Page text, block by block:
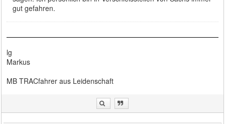
gut gefahren.
lg
Markus
MB TRACfahrer aus Leidenschaft